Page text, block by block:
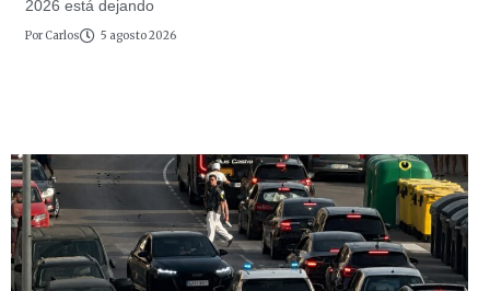
2026 está dejando
Por Carlos 5 agosto 2026